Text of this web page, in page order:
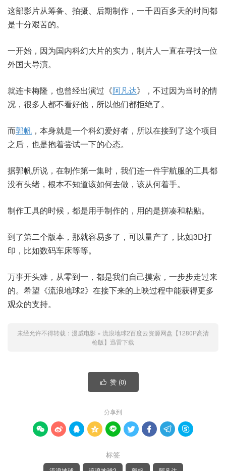
这部影片从筹备、拍摄、后期制作，一千四百多天的时间都
是十分艰苦的。
一开始，因为国内科幻大片的实力，制片人一直在寻找一位
外国大导演。
就连卡梅隆，也曾经出演过《阿凡达》，不过因为当时的情
况，很多人都不看好他，所以他们都拒绝了。
而郭帆 ，本身就是一个科幻爱好者，所以在接到了这个项目
之后，也是抱着尝试一下的心态。
据郭帆所说，在制作第一集时，我们连一件宇航服的工具都
没有头绪，根本不知道该如何去做，该从何着手。
制作工具的时候，都是用手制作的，用的是拼凑和粘贴。
到了第二个版本，那就容易多了，可以量产了，比如3D打
印，比如数码车床等等。
万事开头难，从零到一，都是我们自己摸索，一步步走过来
的。希望《流浪地球2》在接下来的上映过程中能获得更多
观众的支持。
未经允许不得转载： 漫威电影 » 流浪地球2百度云资源网盘【1280P高清
枪版】迅雷下载
 赞 (0)
分享到
        
标签